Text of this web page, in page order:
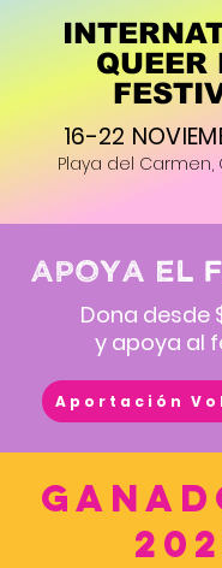
QUEER
16-22
Playa del Carmen,
APOYA EL
Dona desde
y apoya al
Aportación